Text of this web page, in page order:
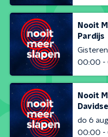
Nooit
Pardijs
Gisteren
00:00 -
Nooit
Davidse
do 6
00:00 -